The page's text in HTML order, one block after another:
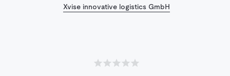
Xvise innovative logistics GmbH